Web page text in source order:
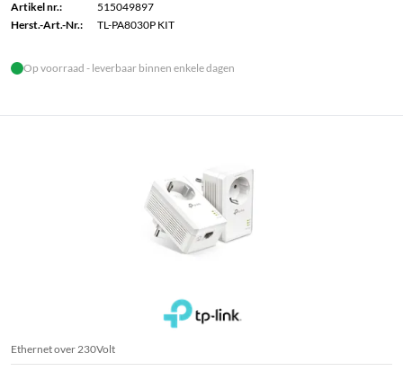
Artikel nr.:
515049897
Herst.-Art.-Nr.:
TL-PA8030P KIT
Op voorraad - leverbaar binnen enkele dagen
Ethernet over 230Volt